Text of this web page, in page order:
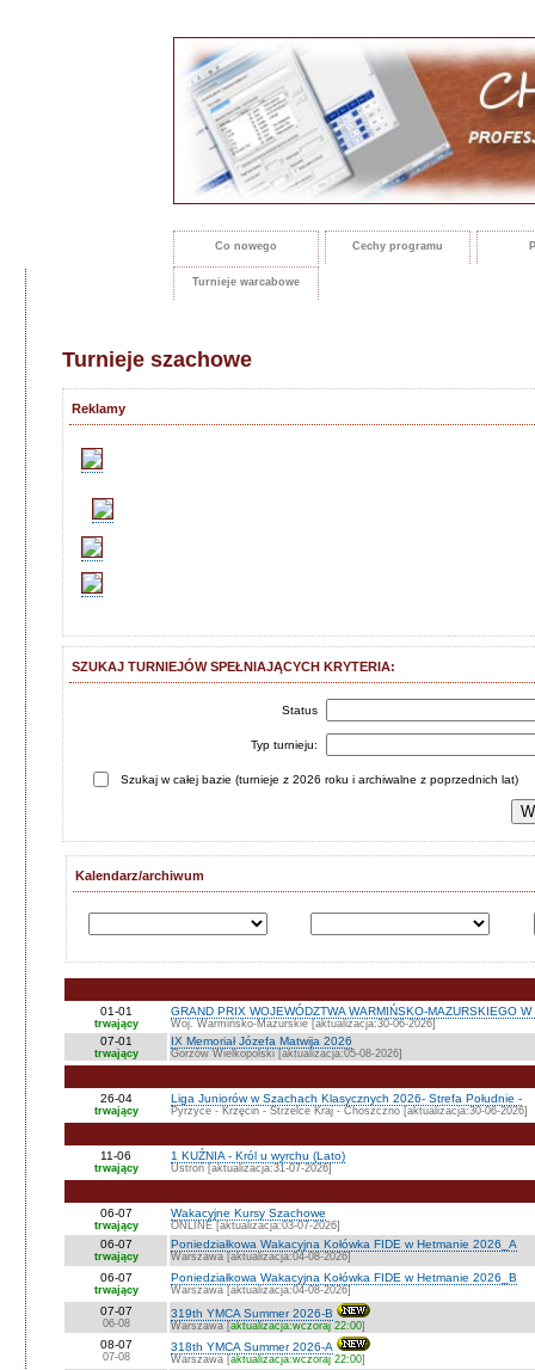
Co nowego Cechy programu
Turnieje warcabowe
Turnieje szachowe
Reklamy
SZUKAJ TURNIEJÓW SPEŁNIAJĄCYCH KRYTERIA:
Status
Typ turnieju:
Szukaj w całej bazie (turnieje z 2026 roku i archiwalne z poprzednich lat)
Kalendarz/archiwum
01-01
trwający
GRAND PRIX WOJEWÓDZTWA WARMIŃSKO-MAZURSKIEGO
Woj. Warmińsko-Mazurskie [aktualizacja:30-06-2026]
07-01
trwający
IX Memoriał Józefa Matwija 2026
Gorzów Wielkopolski [aktualizacja:05-08-2026]
26-04
trwający
Liga Juniorów w Szachach Klasycznych 2026- Strefa Południe -
Pyrzyce - Krzęcin - Strzelce Kraj - Choszczno [aktualizacja:30-06-2026]
11-06
trwający
1 KUŹNIA - Król u wyrchu (Lato)
Ustroń [aktualizacja:31-07-2026]
06-07
trwający
Wakacyjne Kursy Szachowe
ONLINE [aktualizacja:03-07-2026]
06-07
trwający
Poniedziałkowa Wakacyjna Kołówka FIDE w Hetmanie 2026_A
Warszawa [aktualizacja:04-08-2026]
06-07
trwający
Poniedziałkowa Wakacyjna Kołówka FIDE w Hetmanie 2026_B
Warszawa [aktualizacja:04-08-2026]
07-07
06-08
319th YMCA Summer 2026-B
Warszawa [aktualizacja:wczoraj 22:00]
08-07
07-08
318th YMCA Summer 2026-A
Warszawa [aktualizacja:wczoraj 22:00]